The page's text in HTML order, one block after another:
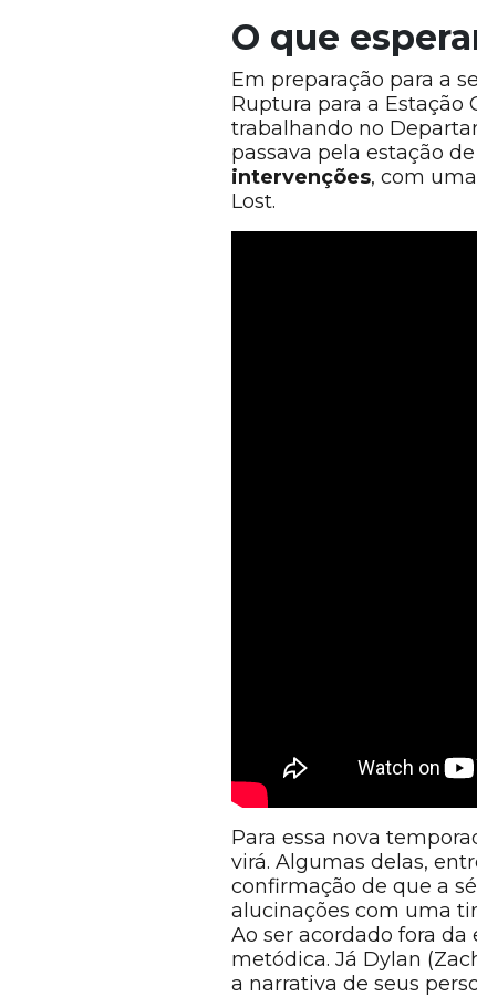
O que
Em preparação para a
Ruptura para a Estação
trabalhando no
passava pela estação
intervenções, com
Lost.
Para essa nova
virá. Algumas delas,
confirmação de que a
alucinações com uma
Ao ser acordado fora
metódica. Já Dylan
a narrativa de seus